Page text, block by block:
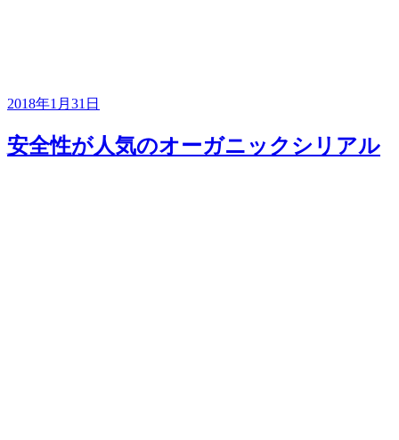
2018年1月31日
安全性が人気のオーガニックシリアル